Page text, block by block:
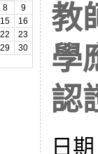
8
9
15
16
22
23
29
30
教
學
認
日